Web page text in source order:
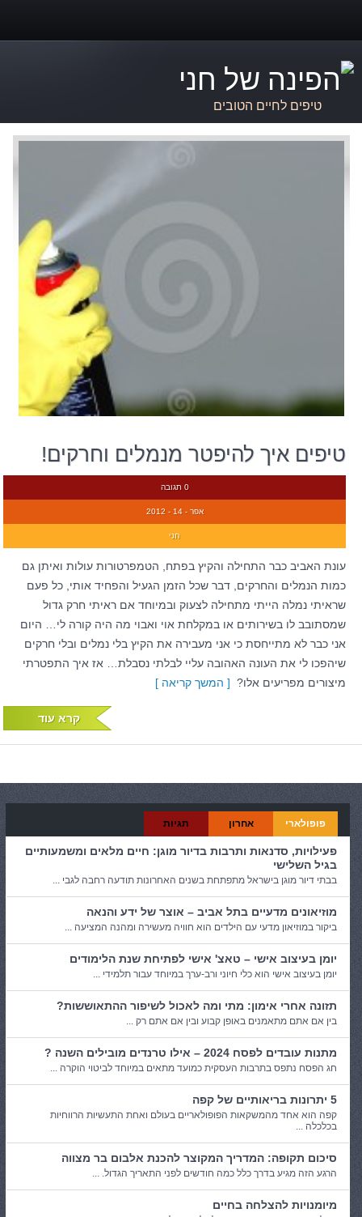
טיפים לחיים הטובים
טיפים איך להיפטר מנמלים וחרקים!
0 תגובה
אפר - 14 - 2012
חני
עונת האביב כבר התחילה והקיץ בפתח, הטמפרטורות עולות ואיתן גם
כמות הנמלים והחרקים, דבר שכל הזמן הגעיל והפחיד אותי, כל פעם
שראיתי נמלה הייתי מתחילה לצעוק ובמיוחד אם ראיתי חרק גדול
שמסתובב לו בשירותים או במקלחת אוי ואבוי מה היה קורה לי… היום
אני כבר לא מתייחסת כי אני מעבירה את הקיץ בלי נמלים ובלי חרקים
שיהפכו לי את העונה האהובה עליי לבלתי נסבלת… אז איך התפטרתי
מיצורים מפריעים אלו? [ המשך קריאה ]
קרא עוד
פופולארי אחרון תגיות
פעילויות, סדנאות ותרבות בדיור מוגן: חיים מלאים ומשמעותיים
בגיל השלישי
בבתי דיור מוגן בישראל מתפתחת בשנים האחרונות תודעה רחבה לגבי ...
מוזיאונים מדעיים בתל אביב – אוצר של ידע והנאה
ביקור במוזיאון מדעי עם הילדים הוא חוויה מעשירה ומהנה המציעה ...
יומן בעיצוב אישי – טאצ' אישי לפתיחת שנת הלימודים
יומן בעיצוב אישי הוא כלי חיוני ורב-ערך במיוחד עבור תלמידי ...
תזונה אחרי אימון: מתי ומה לאכול לשיפור ההתאוששות?
בין אם אתם מתאמנים באופן קבוע ובין אם אתם רק ...
מתנות עובדים לפסח 2024 – אילו טרנדים מובילים השנה ?
חג הפסח נתפס בתרבות העסקית כמועד מתאים במיוחד לביטוי הוקרה ...
5 יתרונות בריאותיים של קפה
קפה הוא אחד מהמשקאות הפופולאריים בעולם ואחת התעשיות הרווחיות
בכלכלה ...
סיכום תקופה: המדריך המקוצר להכנת אלבום בר מצווה
הרגע הזה מגיע בדרך כלל כמה חודשים לפני התאריך הגדול. ...
מיומנויות להצלחה בחיים